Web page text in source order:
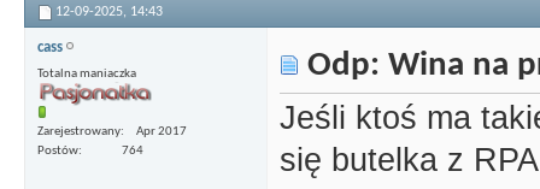
12-09-2025, 14:43
cass
Totalna maniaczka
Zarejestrowany
Apr 2017
Postów
764
Odp: Wina na
Jeśli ktoś ma
się butelka z RPA